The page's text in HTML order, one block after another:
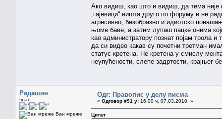
Ако видиш, као што и видиш, да тема
„гајевици“ ништа друго по форуму и не
агресивно, безобразно и идиотско
њоме баве, а затим лупаш пацке онима
као администратору познат појам трола
да си видео какав су почетни третман
статус кретена. Не кретена у смислу
неупућености, слепе задртости, крајњег
Радашин
члан
Ван мреже
Одг: Правопис у делу писма
« Одговор #91 у: 16.00 ч. 07.03.2010. »
Цитат